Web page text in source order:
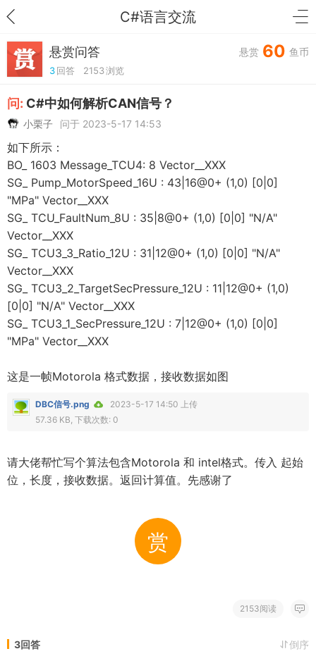
C#语言交流
悬赏问答
3回答 2153浏览
悬赏 60 鱼币
问: C#中如何解析CAN信号？
小栗子 问于 2023-5-17 14:53
如下所示：
BO_ 1603 Message_TCU4: 8 Vector__XXX
SG_ Pump_MotorSpeed_16U : 43|16@0+ (1,0) [0|0]
"MPa" Vector__XXX
SG_ TCU_FaultNum_8U : 35|8@0+ (1,0) [0|0] "N/A"
Vector__XXX
SG_ TCU3_3_Ratio_12U : 31|12@0+ (1,0) [0|0] "N/A"
Vector__XXX
SG_ TCU3_2_TargetSecPressure_12U : 11|12@0+ (1,0)
[0|0] "N/A" Vector__XXX
SG_ TCU3_1_SecPressure_12U : 7|12@0+ (1,0) [0|0]
"MPa" Vector__XXX
这是一帧Motorola 格式数据，接收数据如图
DBC信号.png
2023-5-17 14:50 上传
57.36 KB, 下载次数: 0
请大佬帮忙写个算法包含Motorola 和 intel格式。传入 起始
位，长度，接收数据。返回计算值。先感谢了
赏
2153阅读
3回答 倒序